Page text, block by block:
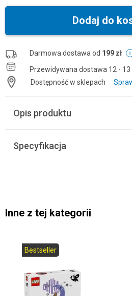
Dodaj do
Darmowa dostawa od 199 zł
Przewidywana dostawa 12 -
Dostępność w sklepach
Opis produktu
Specyfikacja
Inne z tej kategorii
Bestseller